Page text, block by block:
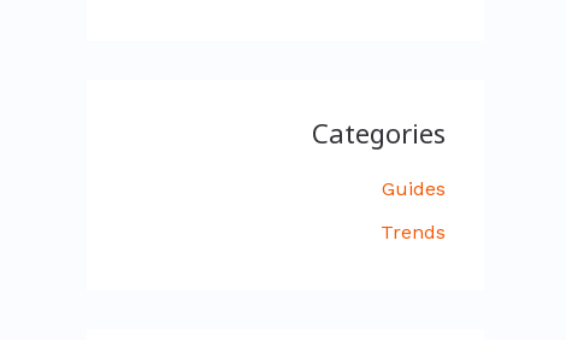
Categories
Guides
Trends